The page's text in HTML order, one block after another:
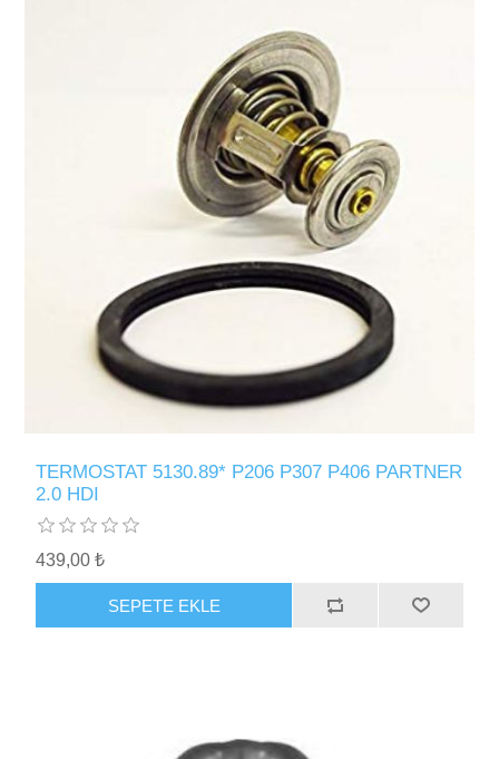
TERMOSTAT 5130.89* P206 P307 P406 PARTNER
2.0 HDI
439,00 ₺
SEPETE EKLE